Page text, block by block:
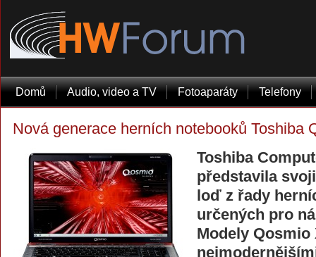
Domů Audio, video a TV Fotoaparáty Telefony
Nová generace herních notebooků Toshiba
Toshiba
představila
loď z řady
určených pro
Modely Qosmio